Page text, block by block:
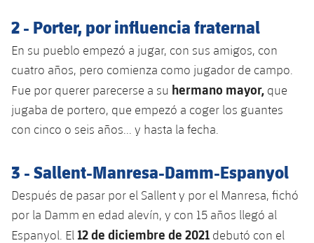
Clasificaciones
Jugadors
Fotos
Palmarés
Historia
Jugadores
Clasificaciones
Cadete
Infantil
Alevín
Primer equipo
plusicon
más
Actualidad
Calendario
Resultados
Clasificaciones
Barça Atlètic
Actualidad
Jugadores
Base
plusicon
Barça C
PLUSICON
MÁS
Información general
plusicon
más
2 - Porter, por influencia fraternal
En su pueblo empezó a jugar, con sus amigos, con
cuatro años, pero comienza como jugador de campo.
Fue por querer parecerse a su hermano mayor, que
jugaba de portero, que empezó a coger los guantes
con cinco o seis años... y hasta la fecha.
3 - Sallent-Manresa-Damm-Espanyol
Después de pasar por el Sallent y por el Manresa, fichó
por la Damm en edad alevín, y con 15 años llegó al
Espanyol. El 12 de diciembre de 2021 debutó con el